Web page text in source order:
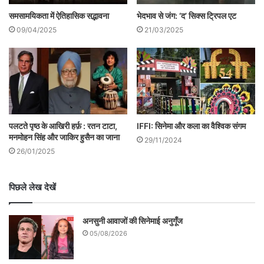
लिखी है, उनका जाल भी कम मायावी और चमत्कारी
नहीं है।
संग्रह अत्यन्त लोकप्रिय हुआ ही है पर उसके साथ-
साथ उनकी बारह कहानियों का भी संकलन अत्यन्त
ही प्रसिद्ध हुआ है। इस संकलन में सदा उनके नाम में
समसामयिकता में ऐतिहासिक सद्भावना
09/04/2025
भेदभाव से जंग: ‘द’ सिक्स ट्रिपल एट
21/03/2025
पलटते पृष्ठ के आखिरी हर्फ़ : रतन टाटा,
मनमोहन सिंह और जाकिर हुसैन का जाना
26/01/2025
IFFI: सिनेमा और कला का वैश्विक संगम
29/11/2024
पिछले लेख देखें
अनसुनी आवाजों की सिनेमाई अनुगूँज
05/08/2026